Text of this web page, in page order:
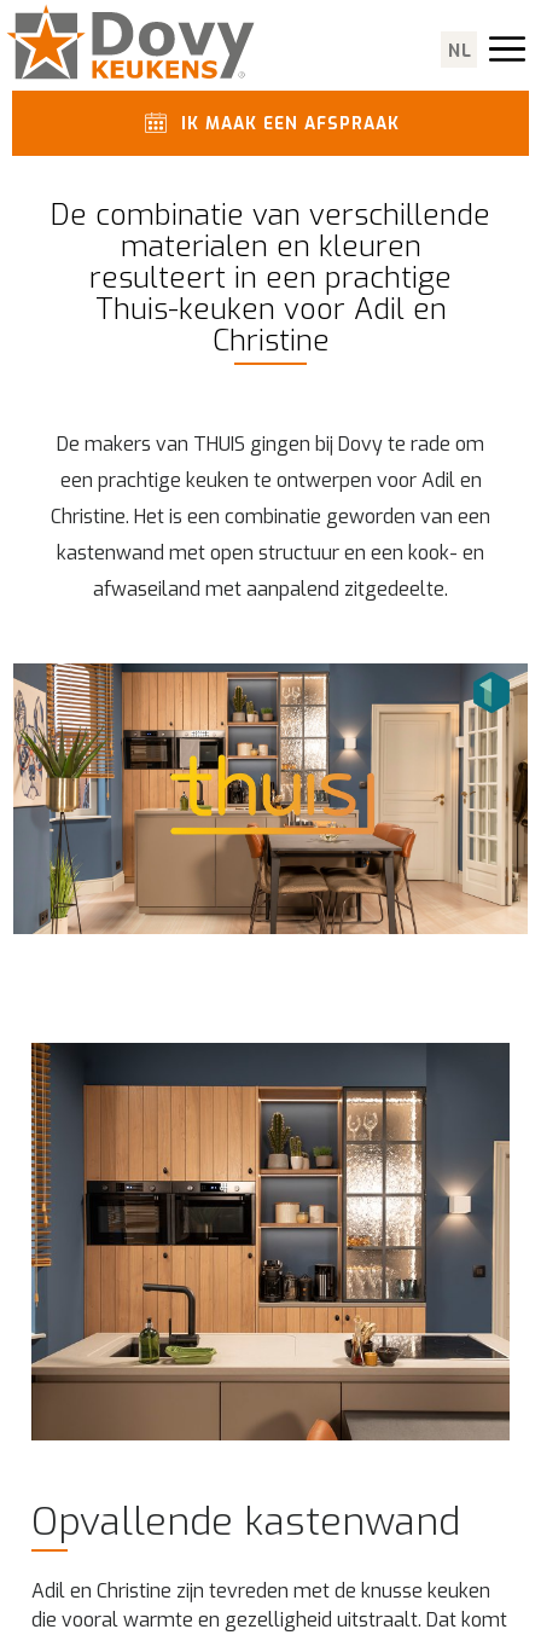
NL
IK MAAK EEN AFSPRAAK
De combinatie van verschillende
materialen en kleuren
resulteert in een prachtige
Thuis-keuken voor Adil en
Christine
De makers van THUIS gingen bij Dovy te rade om
een prachtige keuken te ontwerpen voor Adil en
Christine. Het is een combinatie geworden van een
kastenwand met open structuur en een kook- en
afwaseiland met aanpalend zitgedeelte.
Opvallende kastenwand
Adil en Christine zijn tevreden met de knusse keuken
die vooral warmte en gezelligheid uitstraalt. Dat komt